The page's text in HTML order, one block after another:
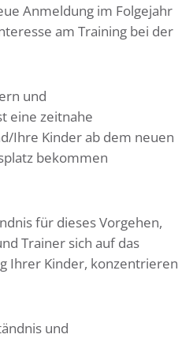
Anmeldung im Folgejahr
am Training bei der
und
eine zeitnahe
Ihre Kinder ab dem neuen
bekommen
für dieses Vorgehen,
Trainer sich auf das
Ihrer Kinder, konzentrieren
und